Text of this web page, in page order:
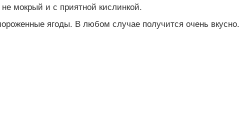
мокрый и с приятной кислинкой.
ягоды. В любом случае получится очень вкусно.